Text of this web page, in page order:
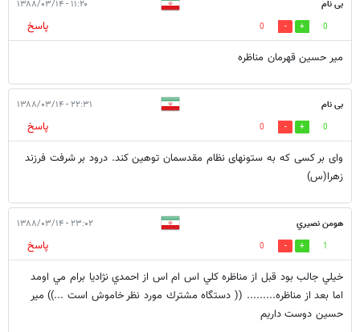
بی نام ۱۱:۲۰ - ۱۳۸۸/۰۳/۱۴
0
0
پاسخ
میر حسین قهرمان مناظره
بی نام ۲۲:۳۱ - ۱۳۸۸/۰۳/۱۴
0
0
پاسخ
وای بر کسی که به ستونهای نظام مقدسمان توهین کند. درود بر شرفت فرزند
زهرا(س)
هومن نصيري ۲۳:۰۲ - ۱۳۸۸/۰۳/۱۴
1
0
پاسخ
خيلي جالب بود قبل از مناظره كلي اس ام اس از احمدي نژاديا برام مي اومد
اما بعد از مناظره......... (( دستگاه مشترك مورد نظر خاموش است ...)) مير
حسين دوست داريم